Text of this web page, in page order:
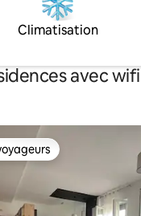
Climatisation
avec wifi
les plus appréciés